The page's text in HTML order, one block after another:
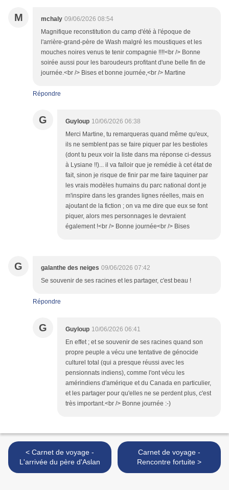
M mchaly 09/06/2026 08:54
Magnifique reconstitution du camp d'été à l'époque de
l'arrière-grand-père de Wash malgré les moustiques et les
mouches noires venus te tenir compagnie !!!!<br /> Bonne
soirée aussi pour les baroudeurs profitant d'une belle fin de
journée.<br /> Bises et bonne journée,<br /> Martine
Répondre
G Guyloup 10/06/2026 06:38
Merci Martine, tu remarqueras quand même qu'eux,
ils ne semblent pas se faire piquer par les bestioles
(dont tu peux voir la liste dans ma réponse ci-dessus
à Lysiane !!)... il va falloir que je remédie à cet état de
fait, sinon je risque de finir par me faire taquiner par
les vrais modèles humains du parc national dont je
m'inspire dans les grandes lignes réelles, mais en
ajoutant de la fiction ; on va me dire que eux se font
piquer, alors mes personnages le devraient
également !<br /> Bonne journée<br /> Bises
G galanthe des neiges 09/06/2026 07:42
Se souvenir de ses racines et les partager, c'est beau !
Répondre
G Guyloup 10/06/2026 06:41
En effet ; et se souvenir de ses racines quand son
propre peuple a vécu une tentative de génocide
culturel total (qui a presque réussi avec les
pensionnats indiens), comme l'ont vécu les
amérindiens d'amérique et du Canada en particulier,
et les partager pour qu'elles ne se perdent plus, c'est
très important.<br /> Bonne journée :-)
< Carnet de voyage -
L'arrivée du père d'Aslan
Carnet de voyage -
Rencontre fortuite >